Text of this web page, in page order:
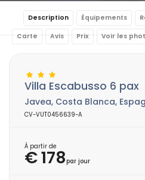
Description Équipements
Carte Avis Prix Voir les
Villa Escabusso 6 pax
Javea, Costa Blanca,
CV-VUT0456639-A
À partir de
€ 178par jour